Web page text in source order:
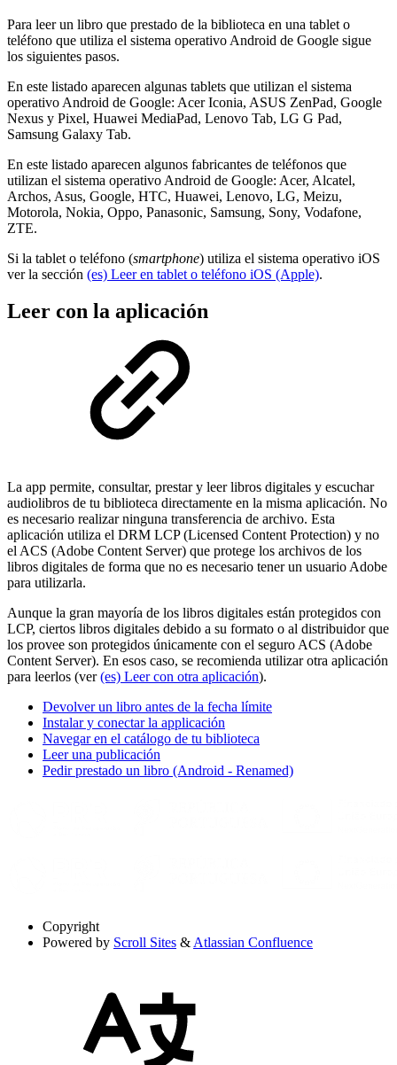
Para leer un libro que prestado de la biblioteca en una tablet o
teléfono que utiliza el sistema operativo Android de Google sigue
los siguientes pasos.
En este listado aparecen algunas tablets que utilizan el sistema
operativo Android de Google: Acer Iconia, ASUS ZenPad, Google
Nexus y Pixel, Huawei MediaPad, Lenovo Tab, LG G Pad,
Samsung Galaxy Tab.
En este listado aparecen algunos fabricantes de teléfonos que
utilizan el sistema operativo Android de Google: Acer, Alcatel,
Archos, Asus, Google, HTC, Huawei, Lenovo, LG, Meizu,
Motorola, Nokia, Oppo, Panasonic, Samsung, Sony, Vodafone,
ZTE.
Si la tablet o teléfono (smartphone) utiliza el sistema operativo iOS
ver la sección (es) Leer en tablet o teléfono iOS (Apple).
Leer con la aplicación
La app permite, consultar, prestar y leer libros digitales y escuchar
audiolibros de tu biblioteca directamente en la misma aplicación. No
es necesario realizar ninguna transferencia de archivo. Esta
aplicación utiliza el DRM LCP (Licensed Content Protection) y no
el ACS (Adobe Content Server) que protege los archivos de los
libros digitales de forma que no es necesario tener un usuario Adobe
para utilizarla.
Aunque la gran mayoría de los libros digitales están protegidos con
LCP, ciertos libros digitales debido a su formato o al distribuidor que
los provee son protegidos únicamente con el seguro ACS (Adobe
Content Server). En esos caso, se recomienda utilizar otra aplicación
para leerlos (ver(es) Leer con otra aplicación).
Devolver un libro antes de la fecha límite
Instalar y conectar la applicación
Navegar en el catálogo de tu biblioteca
Leer una publicación
Pedir prestado un libro (Android - Renamed)
Copyright
Powered by Scroll Sites & Atlassian Confluence